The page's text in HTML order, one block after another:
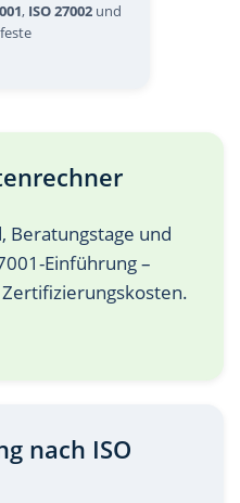
, ISO 27002 und
Beratungstage und
Einführung –
nach ISO